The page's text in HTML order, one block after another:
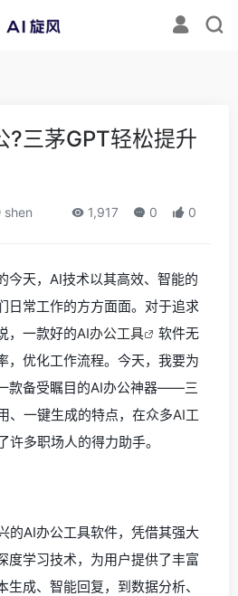
?三茅GPT轻松提升
shen 1,917 0 0
今天，AI技术以其高效、智能的
日常工作的方方面面。对于追求
，一款好的AI办公工具
软件无
，优化工作流程。今天，我要为
款备受瞩目的AI办公神器——三
、一键生成的特点，在众多AI工
许多职场人的得力助手。
的AI办公工具软件，凭借其强大
度学习技术，为用户提供了丰富
成、智能回复，到数据分析、